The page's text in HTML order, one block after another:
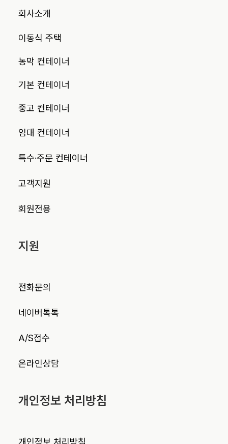
회사소개
이동식 주택
농막 컨테이너
기본 컨테이너
중고 컨테이너
임대 컨테이너
특수·주문 컨테이너
고객지원
회원전용
지원
전화문의
네이버톡톡
A/S접수
온라인상담
개인정보 처리방침
개인정보 처리방침